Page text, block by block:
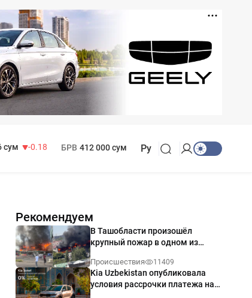
сум
-0.18
БРВ 412 000 сум Ру
Рекомендуем
В Ташобласти произошёл
крупный пожар в одном из
Происшествия 11409
Kia Uzbekistan опубликовала
условия рассрочки платежа на